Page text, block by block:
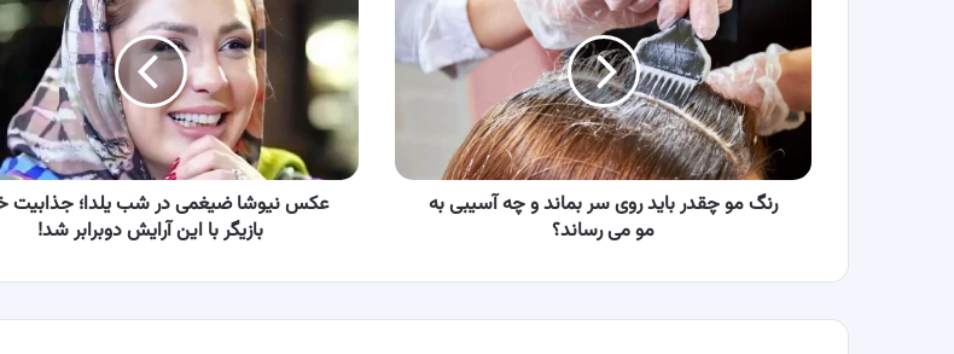
باید
روی
سر
بماند
چه
آسیبی
می
رنگ مو چقدر باید روی سر بماند و چه آسیبی به
مو می رساند؟
ضیغمی
شب
یلدا؛
جذابیت
خانم
بازیگر
دوبرابر
عکس نیوشا ضیغمی در شب یلدا؛ جذابیت
بازیگر با این آرایش دوبرابر شد!